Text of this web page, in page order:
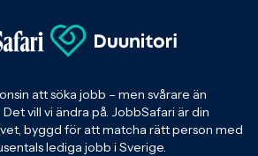
att söka jobb – men svårare än
vill vi ändra på. JobbSafari är din
byggd för att matcha rätt person med
lediga jobb i Sverige.